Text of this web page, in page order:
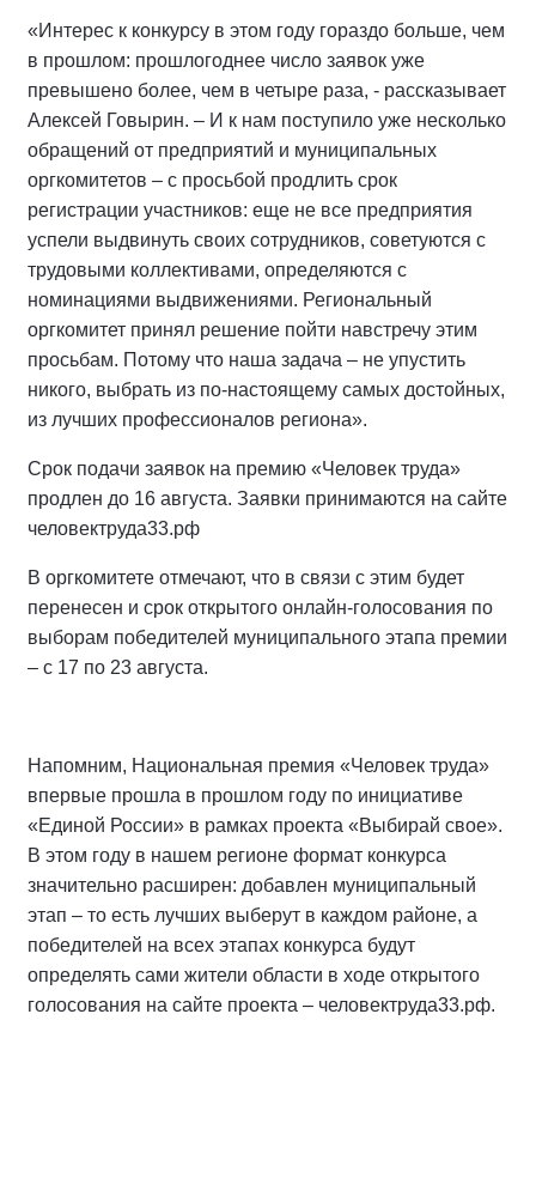
«Интерес к конкурсу в этом году гораздо больше, чем
в прошлом: прошлогоднее число заявок уже
превышено более, чем в четыре раза, - рассказывает
Алексей Говырин. – И к нам поступило уже несколько
обращений от предприятий и муниципальных
оргкомитетов – с просьбой продлить срок
регистрации участников: еще не все предприятия
успели выдвинуть своих сотрудников, советуются с
трудовыми коллективами, определяются с
номинациями выдвижениями. Региональный
оргкомитет принял решение пойти навстречу этим
просьбам. Потому что наша задача – не упустить
никого, выбрать из по-настоящему самых достойных,
из лучших профессионалов региона».
Срок подачи заявок на премию «Человек труда»
продлен до 16 августа. Заявки принимаются на сайте
человектруда33.рф
В оргкомитете отмечают, что в связи с этим будет
перенесен и срок открытого онлайн-голосования по
выборам победителей муниципального этапа премии
– с 17 по 23 августа.
Напомним, Национальная премия «Человек труда»
впервые прошла в прошлом году по инициативе
«Единой России» в рамках проекта «Выбирай свое».
В этом году в нашем регионе формат конкурса
значительно расширен: добавлен муниципальный
этап – то есть лучших выберут в каждом районе, а
победителей на всех этапах конкурса будут
определять сами жители области в ходе открытого
голосования на сайте проекта – человектруда33.рф.